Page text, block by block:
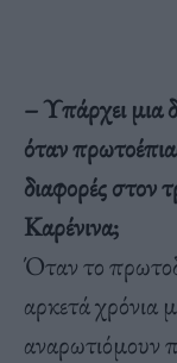
– Υπάρχει μια
όταν
διαφορές στον
Καρένινα;
Όταν το
αρκετά χρόνια
αναρωτιόμουν